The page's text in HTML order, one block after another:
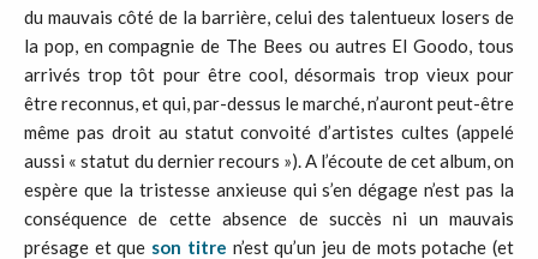
du mauvais côté de la barrière, celui des talentueux losers de
la pop, en compagnie de The Bees ou autres El Goodo, tous
arrivés trop tôt pour être cool, désormais trop vieux pour
être reconnus, et qui, par-dessus le marché, n’auront peut-être
même pas droit au statut convoité d’artistes cultes (appelé
aussi « statut du dernier recours »). A l’écoute de cet album, on
espère que la tristesse anxieuse qui s’en dégage n’est pas la
conséquence de cette absence de succès ni un mauvais
présage et que son titre n’est qu’un jeu de mots potache (et